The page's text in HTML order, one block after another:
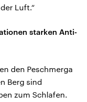
Luft.“
starken Anti-
den Peschmerga
Berg sind
zum Schlafen.